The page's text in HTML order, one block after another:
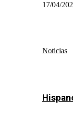
17/04/
Noticias